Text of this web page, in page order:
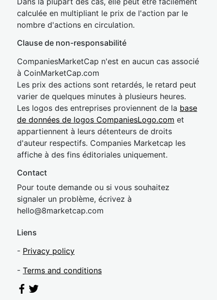
calculée en multipliant le prix de l'action par le
nombre d'actions en circulation.
Clause de non-responsabilité
CompaniesMarketCap n'est en aucun cas associé
à CoinMarketCap.com
Les prix des actions sont retardés, le retard peut
varier de quelques minutes à plusieurs heures.
Les logos des entreprises proviennent de la base
de données de logos CompaniesLogo.com et
appartiennent à leurs détenteurs de droits
d'auteur respectifs. Companies Marketcap les
affiche à des fins éditoriales uniquement.
Contact
Pour toute demande ou si vous souhaitez
signaler un problème, écrivez à
hello@8marketcap.com
Liens
- Privacy policy
- Terms and conditions